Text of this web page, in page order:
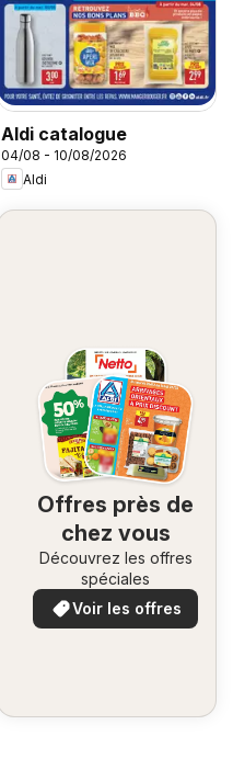
Aldi catalogue
04/08 - 10/08/2026
Aldi
Offres près de
chez vous
Découvrez les offres
spéciales
Voir les offres